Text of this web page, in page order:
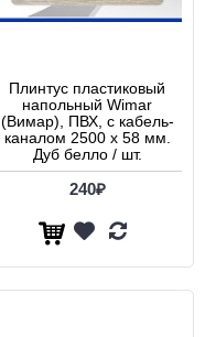
Плинтус пластиковый
напольный Wimar
(Вимар), ПВХ, с кабель-
каналом 2500 х 58 мм.
Дуб белло / шт.
240₽